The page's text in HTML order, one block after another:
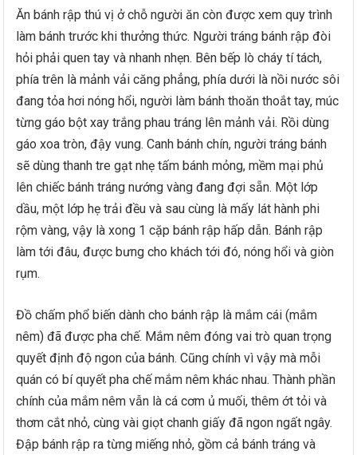
Ăn bánh rập thú vị ở chỗ người ăn còn được xem quy trình
làm bánh trước khi thưởng thức. Người tráng bánh rập đòi
hỏi phải quen tay và nhanh nhẹn. Bên bếp lò cháy tí tách,
phía trên là mảnh vải căng phẳng, phía dưới là nồi nước sôi
đang tỏa hơi nóng hổi, người làm bánh thoăn thoắt tay, múc
từng gáo bột xay trắng phau tráng lên mảnh vải. Rồi dùng
gáo xoa tròn, đậy vung. Canh bánh chín, người tráng bánh
sẽ dùng thanh tre gạt nhẹ tấm bánh mỏng, mềm mại phủ
lên chiếc bánh tráng nướng vàng đang đợi sẵn. Một lớp
dầu, một lớp hẹ trải đều và sau cùng là mấy lát hành phi
rộm vàng, vậy là xong 1 cặp bánh rập hấp dẫn. Bánh rập
làm tới đâu, được bưng cho khách tới đó, nóng hổi và giòn
rụm.
Đồ chấm phổ biến dành cho bánh rập là mắm cái (mắm
nêm) đã được pha chế. Mắm nêm đóng vai trò quan trọng
quyết định độ ngon của bánh. Cũng chính vì vậy mà mỗi
quán có bí quyết pha chế mắm nêm khác nhau. Thành phần
chính của mắm nêm vẫn là cá cơm ủ muối, thêm ớt tỏi và
thơm cắt nhỏ, cùng vài giọt chanh giấy đã ngon ngất ngây.
Đập bánh rập ra từng miếng nhỏ, gồm cả bánh tráng và